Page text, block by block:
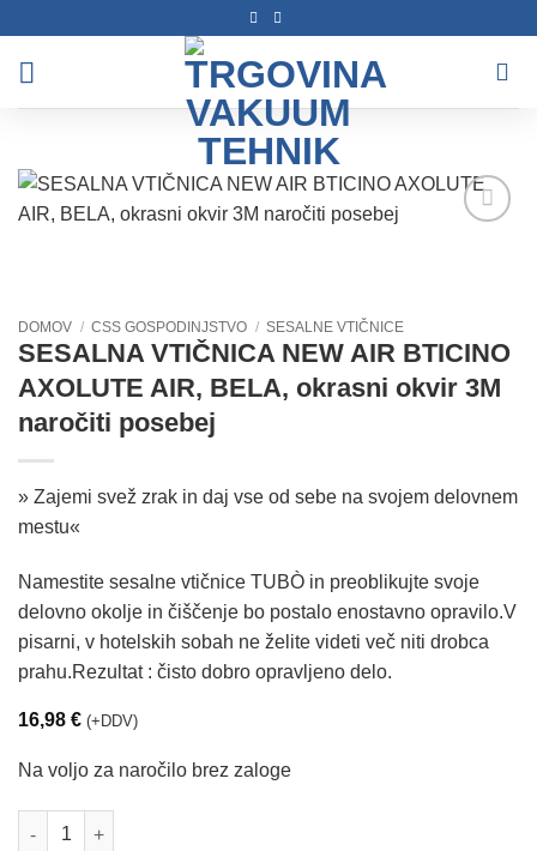
DOMOV / CSS GOSPODINJSTVO / SESALNE VTIČNICE
SESALNA VTIČNICA NEW AIR BTICINO
AXOLUTE AIR, BELA, okrasni okvir 3M
naročiti posebej
» Zajemi svež zrak in daj vse od sebe na svojem delovnem
mestu«
Namestite sesalne vtičnice TUBÒ in preoblikujte svoje
delovno okolje in čiščenje bo postalo enostavno opravilo.V
pisarni, v hotelskih sobah ne želite videti več niti drobca
prahu.Rezultat : čisto dobro opravljeno delo.
16,98 € (+DDV)
Na voljo za naročilo brez zaloge
SESALNA VTIČNICA NEW AIR BTICINO AXOLUTE AIR,